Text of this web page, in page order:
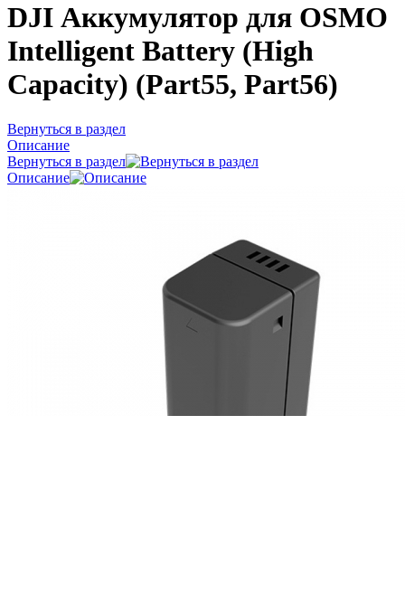
DJI Аккумулятор для OSMO
Intelligent Battery (High
Capacity) (Part55, Part56)
Вернуться в раздел
Описание
Вернуться в раздел
Описание